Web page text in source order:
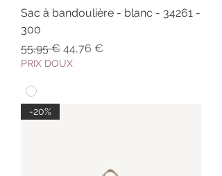
Sac à bandoulière - blanc - 34261 -
300
Prix original
55,95 € Prix promotionnel
44,76 €
PRIX DOUX
-20%